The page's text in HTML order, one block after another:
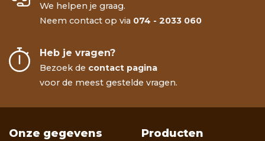
We helpen je graag.
Neem contact op via 074 - 2033 060
Heb je vragen?
Bezoek de contact pagina
voor de meest gestelde vragen.
Onze gegevens Producten